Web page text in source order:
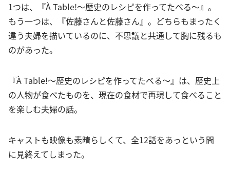
1つは、『À Table!〜歴史のレシピを作ってたべる〜』。
もう一つは、『佐藤さんと佐藤さん』。どちらもまったく
違う夫婦を描いているのに、不思議と共通して胸に残るも
のがあった。
『À Table!〜歴史のレシピを作ってたべる〜』は、歴史上
の人物が食べたものを、現在の食材で再現して食べること
を楽しむ夫婦の話。
キャストも映像も素晴らしくて、全12話をあっという間
に見終えてしまった。